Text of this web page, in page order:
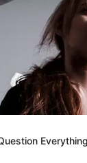
SUBA